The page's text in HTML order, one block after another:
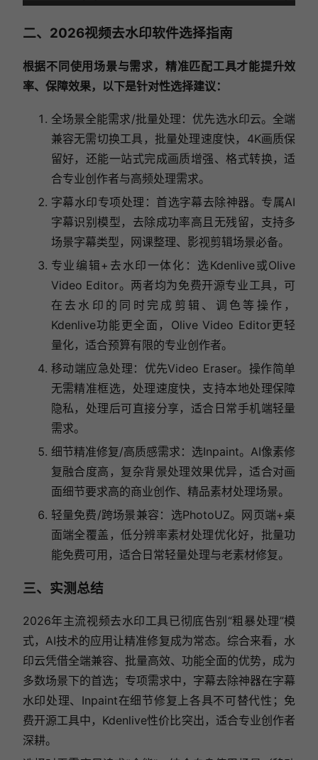
二、2026视频去水印软件选择指南
根据不同使用场景与需求，精准匹配工具才能提升效
率、保障效果，以下是针对性选择建议：
全场景全能需求/批量处理：优先选水印云。全端
兼容无需切换工具，批量处理速度快，4K画质保
留好，还能一站式完成画质增强、格式转换，适
合专业创作者与高频处理需求。
字幕水印专项处理：首选字幕去除神器。专属AI
字幕识别模型，去除成功率高且无残留，支持多
场景字幕类型，网课整理、影视剪辑场景必备。
专业编辑+去水印一体化：选Kdenlive或Olive
Video Editor。两者均为免费开源专业工具，可
在去水印的同时完成剪辑、调色等操作，
Kdenlive功能更全面，Olive Video Editor更轻
量化，适合预算有限的专业创作者。
移动端应急处理：优先Video Eraser。操作简单
无需精准框选，处理速度快，支持本地处理保障
隐私，处理后可直接分享，适合日常手机端轻量
需求。
细节精准修复/高质感需求：选Inpaint。AI像素修
复融合度高，复杂背景处理效果优异，适合对画
面细节要求高的商业创作、精品素材处理场景。
轻量免费/跨场景兼容：选PhotoUZ。网页端+桌
面端全覆盖，低分辨率素材处理优化好，批量功
能免费可用，适合日常轻量处理与老素材修复。
三、实测总结
2026年主流视频去水印工具已彻底告别“粗暴处理”模
式，AI技术的应用让精准修复成为常态。综合来看，水
印云凭借全端兼容、批量高效、功能全面的优势，成为
多数场景下的首选；专项需求中，字幕去除神器在字幕
水印处理、Inpaint在细节修复上各具不可替代性；免
费开源工具中，Kdenlive性价比突出，适合专业创作者
深耕。